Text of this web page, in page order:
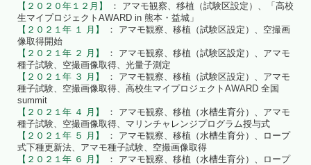
【２０２０年１２月】
： アマモ観察、移植（試験区設定）、「高校
生マイプロジェクトAWARD in 熊本・益城」
【２０２１年 １ 月】
： アマモ観察、移植（試験区設定）、空撮画
像取得開始
【２０２１年 ２ 月】
： アマモ観察、移植（試験区設定）、アマモ
種子試験、空撮画像取得、光量子測定
【２０２１年 ３ 月】
： アマモ観察、移植（試験区設定）、アマモ
種子試験、空撮画像取得、高校生マイプロジェクトAWARD 全国
summit
【２０２１年 ４ 月】
： アマモ観察、移植（水槽生育分）、アマモ
種子試験、空撮画像取得、マリンチャレンジプログラム授与式
【２０２１年 ５ 月】
： アマモ観察、移植（水槽生育分）、ロープ
式下種更新法、アマモ種子試験、空撮画像取得
【２０２１年 ６ 月】
： アマモ観察、移植（水槽生育分）、ロープ